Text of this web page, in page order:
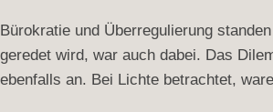
Bürokratie und Überregulierung
geredet wird, war auch dabei. Das
ebenfalls an. Bei Lichte betrachtet,